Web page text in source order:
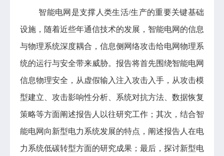
智能电网是支撑人类生活/生产的重要关键基础
设施，随着近些年通信技术的发展，智能电网的信息
与物理系统深度耦合，信息侧网络攻击给电网物理系
统的运行与安全带来威胁。报告将首先围绕智能电网
信息物理安全，从虚假输入注入攻击入手，从攻击模
型建立、攻击影响性分析、系统对抗方法、数据恢复
策略等方面阐述报告人以往研究工作；其次，结合智
能电网向新型电力系统发展的特点，阐述报告人在电
力系统低碳转型方面的研究成果；最后，探讨新型电